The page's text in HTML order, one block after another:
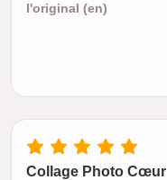
l'original (en)
Collage Photo Cœur